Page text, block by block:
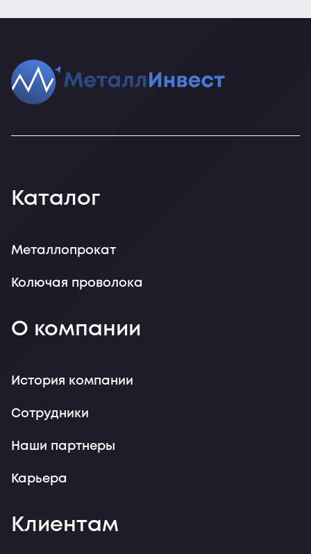
Каталог
Металлопрокат
Колючая проволока
О компании
История компании
Сотрудники
Наши партнеры
Карьера
Клиентам